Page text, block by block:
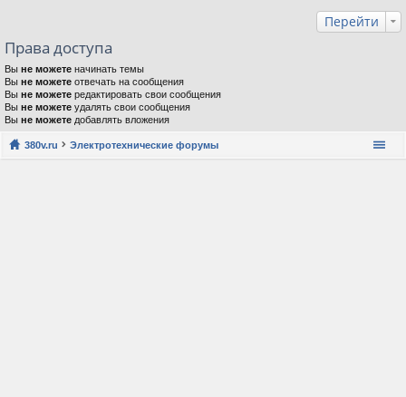
Перейти
Права доступа
Вы не можете начинать темы
Вы не можете отвечать на сообщения
Вы не можете редактировать свои сообщения
Вы не можете удалять свои сообщения
Вы не можете добавлять вложения
380v.ru Электротехнические форумы